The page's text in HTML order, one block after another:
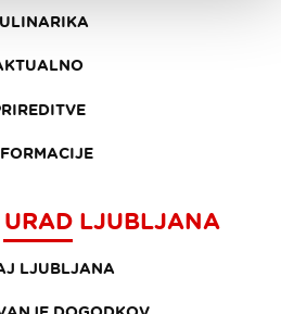
URAD LJUBLJANA
LJUBLJANA